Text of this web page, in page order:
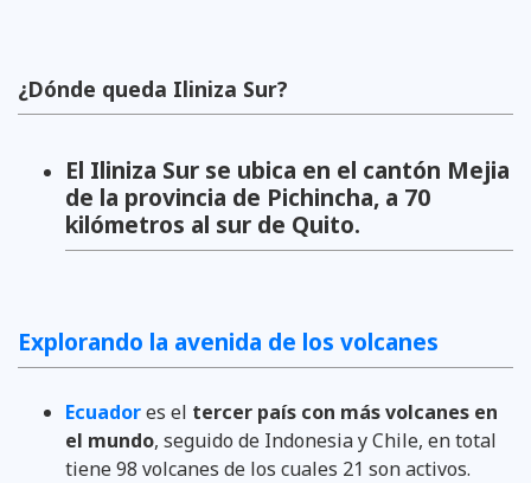
¿Dónde queda Iliniza Sur?
El Iliniza Sur se ubica en el cantón Mejia
de la provincia de Pichincha, a 70
kilómetros al sur de Quito.
Explorando la avenida de los volcanes
Ecuadores el tercer país con más volcanes en
el mundo, seguido de Indonesia y Chile, en total
tiene 98 volcanes de los cuales 21 son activos.